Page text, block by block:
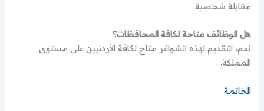
مقابلة شخصية.
هل الوظائف متاحة لكافة المحافظات؟
نعم، التقديم لهذه الشواغر متاح لكافة الأردنيين على مستوى
المملكة.
الخاتمة